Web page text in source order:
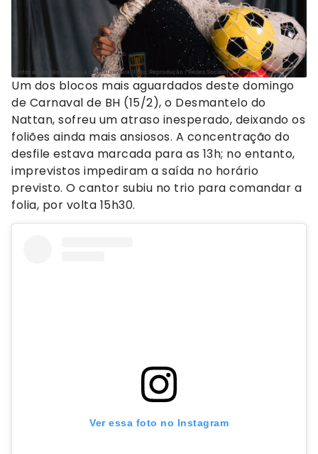
Cantor ainda não chegou à capital mineira (Foto: Reprodução / Redes Sociais)
Um dos blocos mais aguardados deste domingo
de Carnaval de BH (15/2), o Desmantelo do
Nattan, sofreu um atraso inesperado, deixando os
foliões ainda mais ansiosos. A concentração do
desfile estava marcada para as 13h; no entanto,
imprevistos impediram a saída no horário
previsto. O cantor subiu no trio para comandar a
folia, por volta 15h30.
Ver essa foto no Instagram